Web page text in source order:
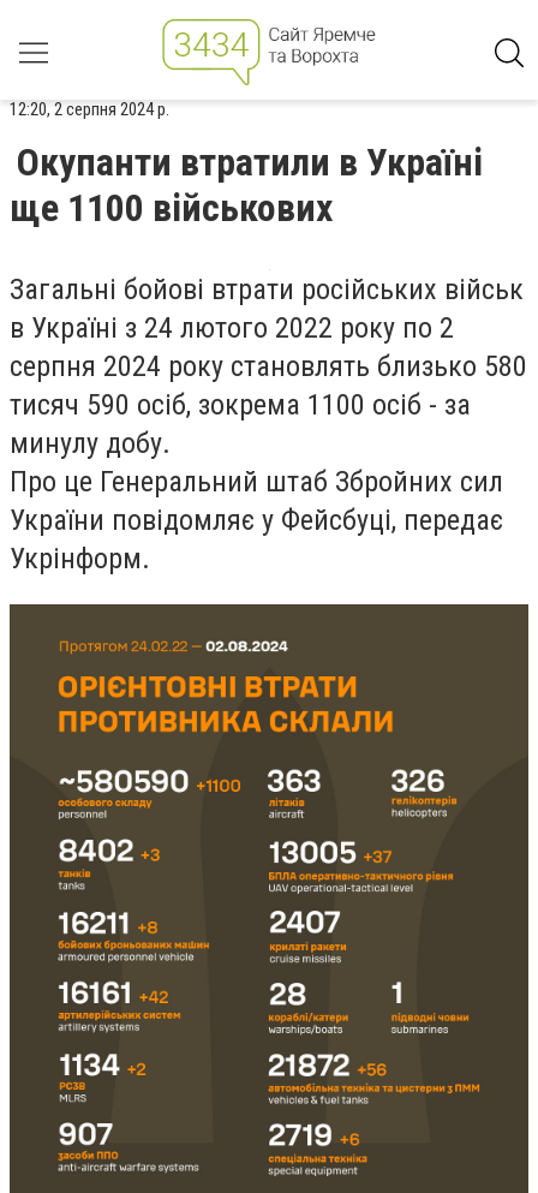
12:20, 2 серпня 2024 р.
Окупанти втратили в Україні
ще 1100 військових
Загальні бойові втрати російських військ
в Україні з 24 лютого 2022 року по 2
серпня 2024 року становлять близько 580
тисяч 590 осіб, зокрема 1100 осіб - за
минулу добу.
Про це Генеральний штаб Збройних сил
України повідомляє у Фейсбуці, передає
Укрінформ.